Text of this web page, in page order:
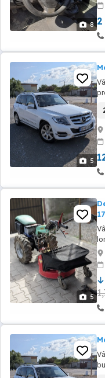
8 2
5
5